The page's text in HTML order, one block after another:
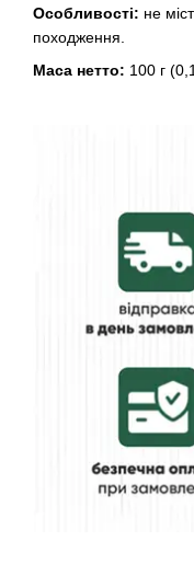
Особливості: не
походження.
Маса нетто: 100 г